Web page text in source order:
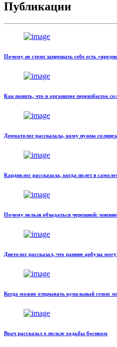
Публикации
Почему не стоит запрещать себе есть
Как понять, что в организме переизбыток
Дерматолог рассказала, кому нужна
Кардиолог рассказала, когда полет в
Почему нельзя объедаться черешней: мнение
Диетолог рассказал, что ранние арбузы
Когда можно открывать купальный сезон:
Врач рассказал о пользе ходьбы босиком